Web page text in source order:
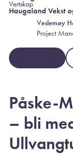
Vertskap
Haugaland Vekst
Veslemøy
Project
Påske-
– bli